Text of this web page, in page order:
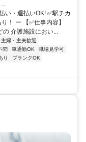
い・週払いOK! ✅駅チカ
！ ー 【✅仕事内容】
の 介護施設におい...
主婦・主夫歓迎
問 車通勤OK
職場見学可
り
ブランクOK